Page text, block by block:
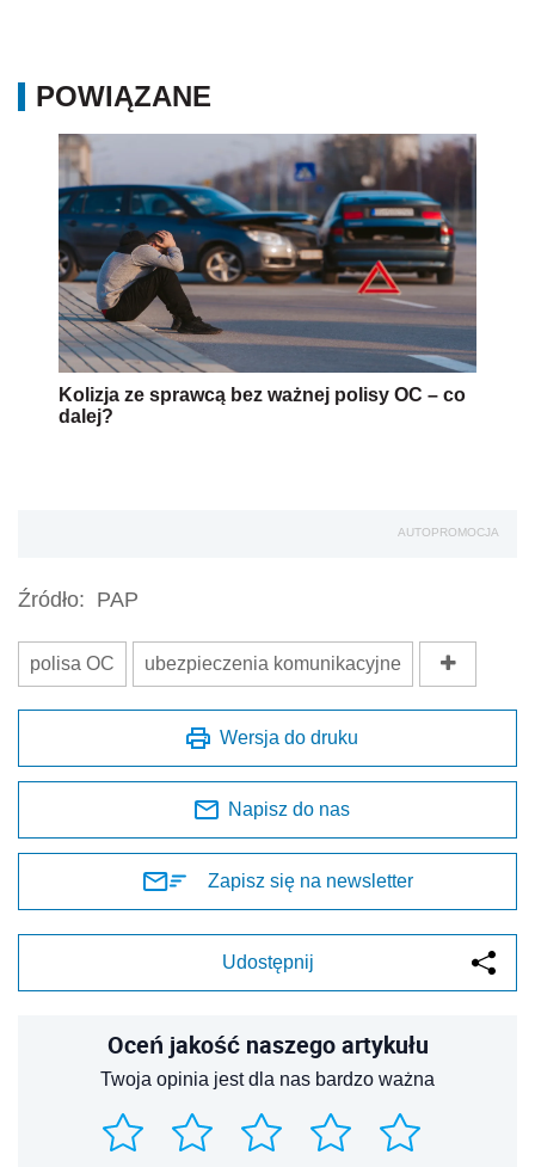
POWIĄZANE
Kolizja ze sprawcą bez ważnej polisy OC – co
dalej?
AUTOPROMOCJA
Źródło: PAP
polisa OC ubezpieczenia komunikacyjne
Wersja do druku
Napisz do nas
Zapisz się na newsletter
Udostępnij
Oceń jakość naszego artykułu
Twoja opinia jest dla nas bardzo ważna